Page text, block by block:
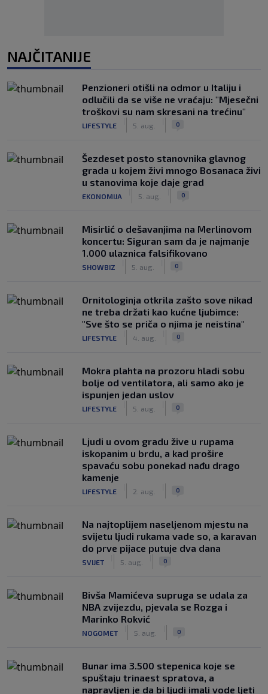
NAJČITANIJE
Penzioneri otišli na odmor u Italiju i
odlučili da se više ne vraćaju: "Mjesečni
troškovi su nam skresani na trećinu"
LIFESTYLE 5. aug. 0
Šezdeset posto stanovnika glavnog
grada u kojem živi mnogo Bosanaca živi
u stanovima koje daje grad
EKONOMIJA 5. aug. 0
Misirlić o dešavanjima na Merlinovom
koncertu: Siguran sam da je najmanje
1.000 ulaznica falsifikovano
SHOWBIZ 5. aug. 0
Ornitologinja otkrila zašto sove nikad
ne treba držati kao kućne ljubimce:
"Sve što se priča o njima je neistina"
LIFESTYLE 4. aug. 0
Mokra plahta na prozoru hladi sobu
bolje od ventilatora, ali samo ako je
ispunjen jedan uslov
LIFESTYLE 5. aug. 0
Ljudi u ovom gradu žive u rupama
iskopanim u brdu, a kad prošire
spavaću sobu ponekad nađu drago
kamenje
LIFESTYLE 2. aug. 0
Na najtoplijem naseljenom mjestu na
svijetu ljudi rukama vade so, a karavan
do prve pijace putuje dva dana
SVIJET 5. aug. 0
Bivša Mamićeva supruga se udala za
NBA zvijezdu, pjevala se Rozga i
Marinko Rokvić
NOGOMET 5. aug. 0
Bunar imа 3.500 stepenica koje se
spuštaju trinaest spratova, a
napravljen je da bi ljudi imali vode ljeti